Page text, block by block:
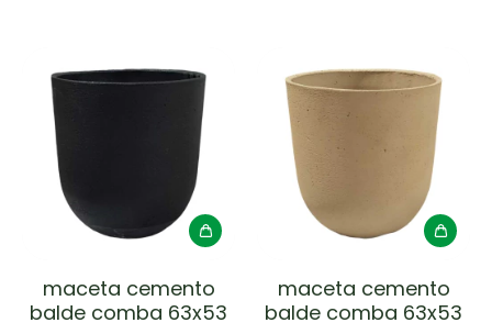
maceta cemento
balde comba 63x53
maceta cemento
balde comba 63x53